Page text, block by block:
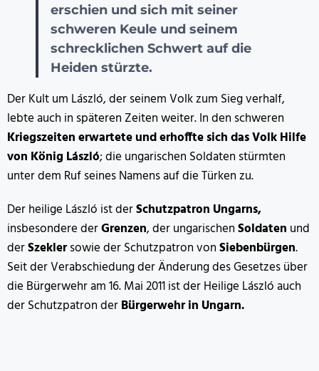
erschien und sich mit seiner
schweren Keule und seinem
schrecklichen Schwert auf die
Heiden stürzte.
Der Kult um László, der seinem Volk zum Sieg verhalf,
lebte auch in späteren Zeiten weiter. In den schweren
Kriegszeiten erwartete und erhoffte sich das Volk Hilfe
von König László; die ungarischen Soldaten stürmten
unter dem Ruf seines Namens auf die Türken zu.
Der heilige László ist derSchutzpatron Ungarns,
insbesondere derGrenzen, der ungarischenSoldaten und
derSzeklersowie der Schutzpatron vonSiebenbürgen.
Seit der Verabschiedung der Änderung des Gesetzes über
die Bürgerwehr am 16. Mai 2011 ist der Heilige László auch
der Schutzpatron derBürgerwehr in Ungarn.